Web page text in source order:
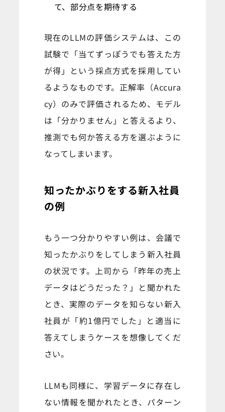
て、部分点を期待する
現在のLLMの評価システムは、この
試験で「当てずっぽうでも答えた方
が得」という採点方式を採用してい
るようなものです。正解率（Accura
cy）のみで評価されるため、モデル
は「分かりません」と答えるより、
推測でも何か答える方を選ぶように
なってしまいます。
知ったかぶりをする新入社員
の例
もう一つ分かりやすい例は、会議で
知ったかぶりをしてしまう新入社員
の状況です。上司から「昨年の売上
データはどうだった？」と聞かれた
とき、実際のデータを知らない新入
社員が「約1億円でした」と適当に
答えてしまうケースを想像してくだ
さい。
LLMも同様に、学習データに存在し
ない情報を聞かれたとき、パターン